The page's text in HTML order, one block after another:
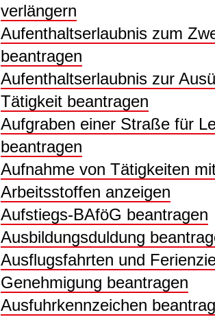
verlängern
Aufenthaltserlaubnis zum
beantragen
Aufenthaltserlaubnis zur
Tätigkeit beantragen
Aufgraben einer Straße für
beantragen
Aufnahme von Tätigkeiten
Arbeitsstoffen anzeigen
Aufstiegs-BAföG beantragen
Ausbildungsduldung
Ausflugsfahrten und
Genehmigung beantragen
Ausfuhrkennzeichen